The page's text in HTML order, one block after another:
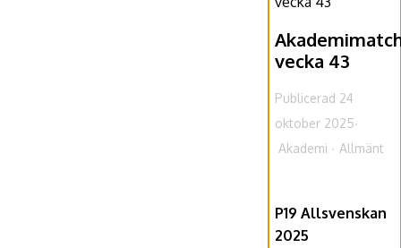
vecka 43
Publicerad 24
oktober 2025
Akademi
Allmänt
P19 Allsvenskan
2025